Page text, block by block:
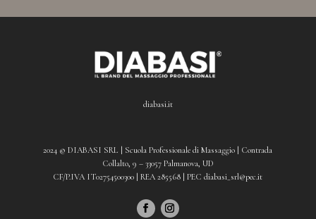
diabasi.it
2024 © DIABASI SRL | Scuola Professionale di Massaggio | Contrada
Collalto, 9 – 33057 Palmanova, UD
CF/P.IVA IT02754500300 | REA 285568 | PEC diabasi_srl@pec.it